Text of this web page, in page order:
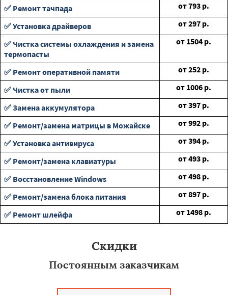
✅ Ремонт тачпада
от793 р.
✅ Установка драйверов
от297 р.
✅ Чистка системы охлаждения и замена
термопасты
от 1504 р.
✅ Ремонт оперативной памяти от252 р.
✅ Чистка от пыли
от 1006 р.
✅ Замена аккумулятора
от397 р.
✅ Ремонт/замена матрицы в Можайске
от992 р.
✅ Установка антивируса
от394 р.
✅ Ремонт/замена клавиатуры
от493 р.
✅ Восстановление Windows
от498 р.
✅ Ремонт/замена блока питания
от897 р.
✅ Ремонт шлейфа
от 1498 р.
Скидки
Постоянным заказчикам